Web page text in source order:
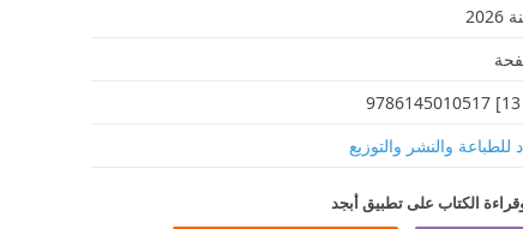
للطباعة والنشر والتوزيع
الكتاب على تطبيق أبجد